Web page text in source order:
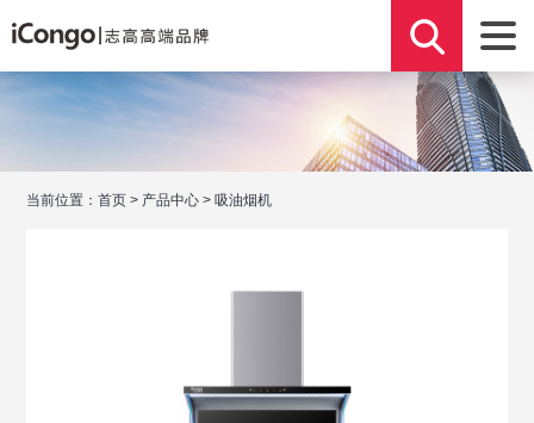
当前位置：首页 > 产品中心 >吸油烟机